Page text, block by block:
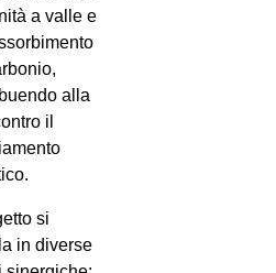
a valle e
alla
il
si
in diverse